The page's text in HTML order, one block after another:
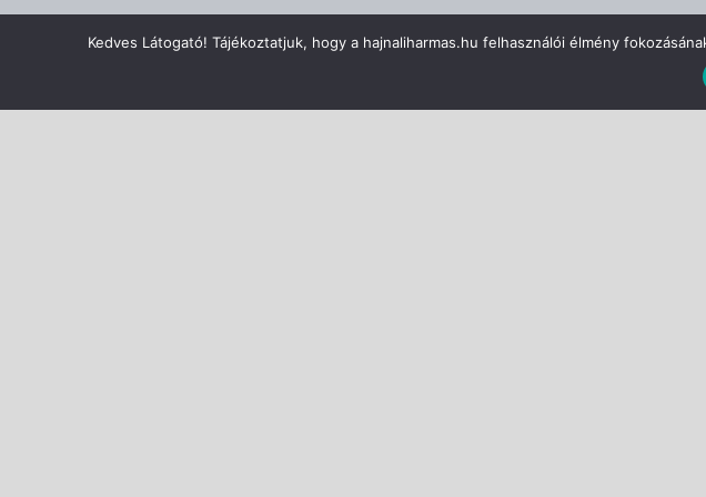
Kedves Látogató! Tájékoztatjuk, hogy a hajnaliharmas.hu felhasználói élmény